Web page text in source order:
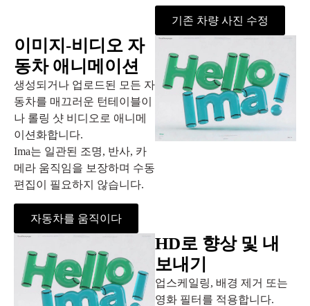
기존 차량 사진 수정
이미지-비디오 자
동차 애니메이션
생성되거나 업로드된 모든 자
동차를 매끄러운 턴테이블이
나 롤링 샷 비디오로 애니메
이션화합니다.
Ima는 일관된 조명, 반사, 카
메라 움직임을 보장하며 수동
편집이 필요하지 않습니다.
자동차를 움직이다
HD로 향상 및 내
보내기
업스케일링, 배경 제거 또는
영화 필터를 적용합니다.